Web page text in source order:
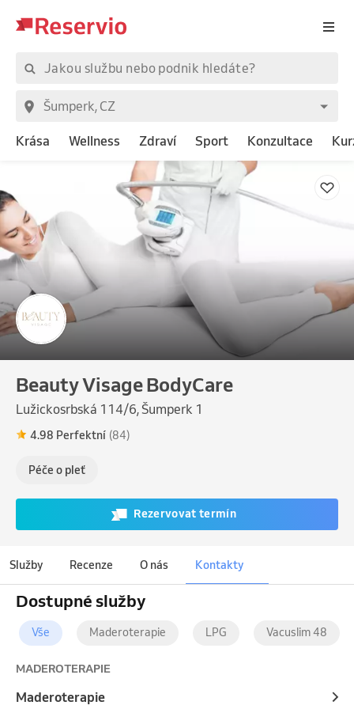
Krása Wellness Zdraví Sport Konzultace
Beauty Visage BodyCare
Lužickosrbská 114/6, Šumperk 1
4.98 Perfektní (84)
Péče o pleť
Rezervovat termín
Služby Recenze O nás Kontakty
Dostupné služby
Vše Maderoterapie LPG Vacuslim 48
MADEROTERAPIE
Maderoterapie